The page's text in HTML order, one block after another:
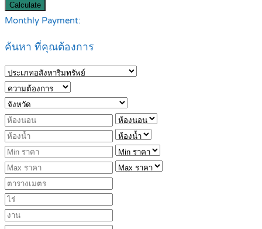
Calculate
Monthly Payment:
ค้นหา ที่คุณต้องการ